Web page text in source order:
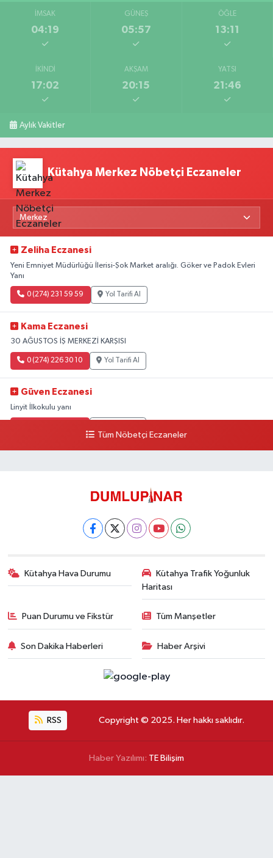
İMSAK
04:19
GÜNEŞ
05:57
ÖĞLE
13:11
İKINDI
17:02
AKŞAM
20:15
YATSI
21:46
Aylık Vakitler
Kütahya Merkez Nöbetçi Eczaneler
Zeliha Eczanesi
Yeni Emniyet Müdürlüğü İlerisi-Şok Market aralığı. Göker ve Padok Evleri
Yanı
0 (274) 231 59 59 Yol Tarifi Al
Kama Eczanesi
30 AĞUSTOS İŞ MERKEZİ KARŞISI
0 (274) 226 30 10 Yol Tarifi Al
Güven Eczanesi
Linyit İlkokulu yanı
Tüm Nöbetçi Eczaneler
Kütahya Hava Durumu
Kütahya Trafik Yoğunluk
Haritası
Puan Durumu ve Fikstür Tüm Manşetler
Son Dakika Haberleri Haber Arşivi
RSS Copyright © 2025. Her hakkı saklıdır.
Haber Yazılımı: TE Bilişim